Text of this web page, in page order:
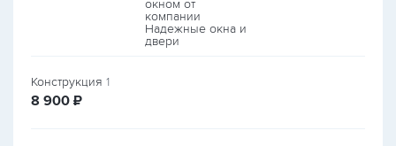
Конструкция 1
8 900 руб.
₽